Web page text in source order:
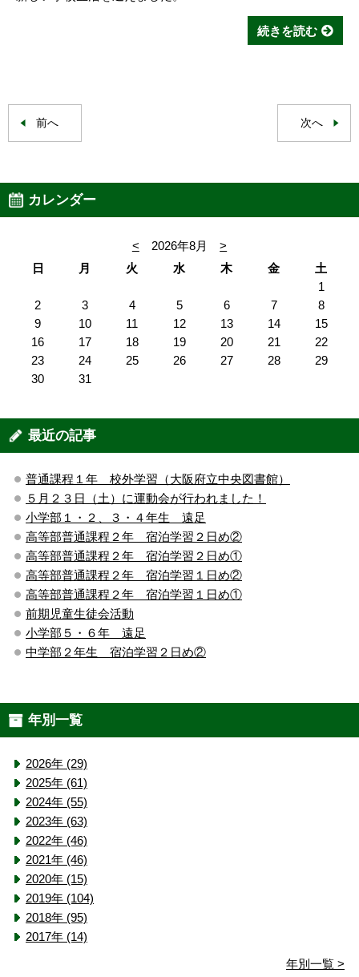
続きを読む
前へ 次へ
カレンダー
< 2026年8月
>
日
月 火 水 木 金
土
1
2
3 4 5 6 7
8
9
10 11 12 13 14
15
16
17 18 19 20 21
22
23
24 25 26 27 28
29
30
31
最近の記事
普通課程１年 校外学習（大阪府立中央図書館）
５月２３日（土）に運動会が行われました！
小学部１・２、３・４年生 遠足
高等部普通課程２年 宿泊学習２日め②
高等部普通課程２年 宿泊学習２日め①
高等部普通課程２年 宿泊学習１日め②
高等部普通課程２年 宿泊学習１日め①
前期児童生徒会活動
小学部５・６年 遠足
中学部２年生 宿泊学習２日め②
年別一覧
2026年 (29)
2025年 (61)
2024年 (55)
2023年 (63)
2022年 (46)
2021年 (46)
2020年 (15)
2019年 (104)
2018年 (95)
2017年 (14)
年別一覧 >